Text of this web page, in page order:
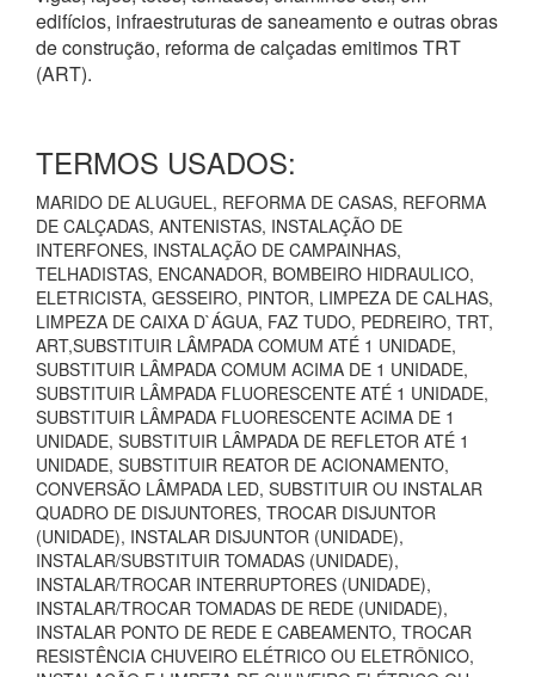
edifícios, infraestruturas de saneamento e outras obras
de construção, reforma de calçadas emitimos TRT
(ART).
TERMOS USADOS:
MARIDO DE ALUGUEL, REFORMA DE CASAS, REFORMA
DE CALÇADAS, ANTENISTAS, INSTALAÇÃO DE
INTERFONES, INSTALAÇÃO DE CAMPAINHAS,
TELHADISTAS, ENCANADOR, BOMBEIRO HIDRAULICO,
ELETRICISTA, GESSEIRO, PINTOR, LIMPEZA DE CALHAS,
LIMPEZA DE CAIXA D`ÁGUA, FAZ TUDO, PEDREIRO, TRT,
ART,SUBSTITUIR LÂMPADA COMUM ATÉ 1 UNIDADE,
SUBSTITUIR LÂMPADA COMUM ACIMA DE 1 UNIDADE,
SUBSTITUIR LÂMPADA FLUORESCENTE ATÉ 1 UNIDADE,
SUBSTITUIR LÂMPADA FLUORESCENTE ACIMA DE 1
UNIDADE, SUBSTITUIR LÂMPADA DE REFLETOR ATÉ 1
UNIDADE, SUBSTITUIR REATOR DE ACIONAMENTO,
CONVERSÃO LÂMPADA LED, SUBSTITUIR OU INSTALAR
QUADRO DE DISJUNTORES, TROCAR DISJUNTOR
(UNIDADE), INSTALAR DISJUNTOR (UNIDADE),
INSTALAR/SUBSTITUIR TOMADAS (UNIDADE),
INSTALAR/TROCAR INTERRUPTORES (UNIDADE),
INSTALAR/TROCAR TOMADAS DE REDE (UNIDADE),
INSTALAR PONTO DE REDE E CABEAMENTO, TROCAR
RESISTÊNCIA CHUVEIRO ELÉTRICO OU ELETRÔNICO,